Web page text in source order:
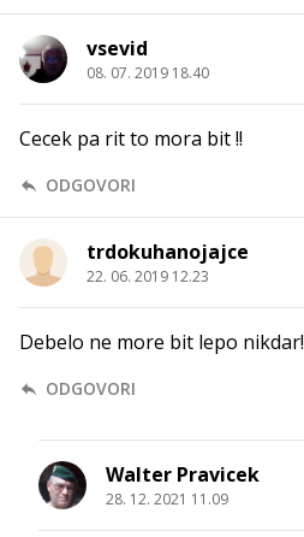
vsevid
08. 07. 2019 18.40
Cecek pa rit to mora bit !!
ODGOVORI
trdokuhanojajce
22. 06. 2019 12.23
Debelo ne more bit lepo nikdar!
ODGOVORI
Walter Pravicek
28. 12. 2021 11.09